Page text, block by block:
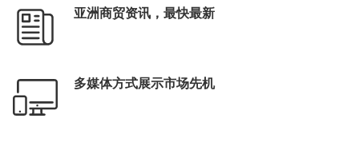
亚洲商贸资讯，最快最新
多媒体方式展示市场先机